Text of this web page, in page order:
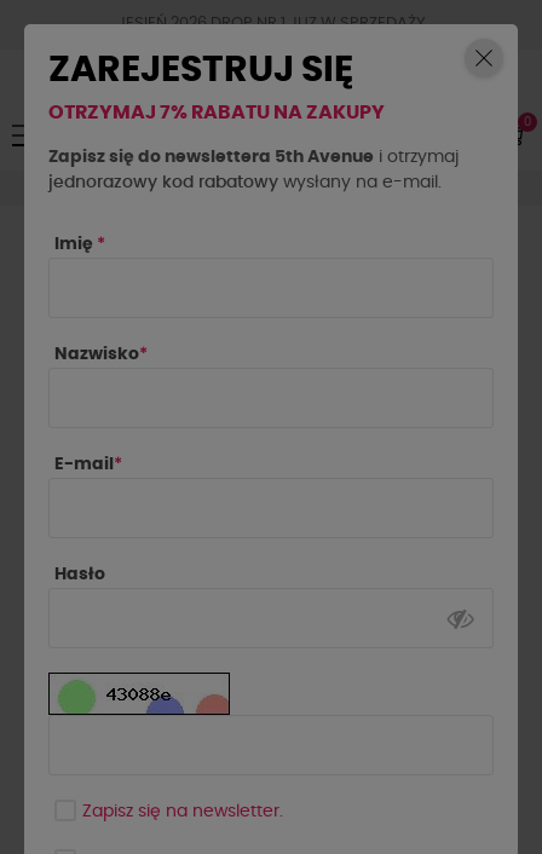
JESIEŃ 2026 DROP NR.1 JUZ W SPRZEDAŻY
Toggle
navigation
☰ 0
Okrycia wierzchnie Ramoneski
Ramoneska 2w1 La Milla
ZAREJESTRUJ SIĘ
OTRZYMAJ 7% RABATU NA ZAKUPY
Zapisz się do newslettera 5th Avenue i otrzymaj
jednorazowy kod rabatowy wysłany na e-mail.
Imię *
Nazwisko*
E-mail *
Hasło
Zapisz się na newsletter.